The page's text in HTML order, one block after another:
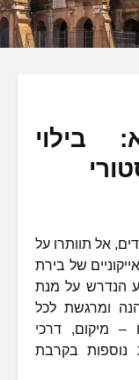
בילוי
אל תוותרו על
של בירת
הנדרש על מנת
ומרגשת לכל
– מיקום, דרכי
נוספות בקרבת